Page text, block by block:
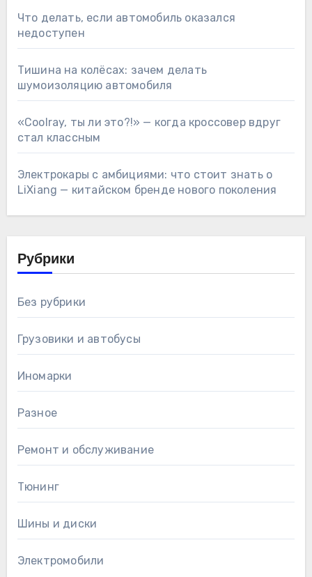
Что делать, если автомобиль оказался
недоступен
Тишина на колёсах: зачем делать
шумоизоляцию автомобиля
«Coolray, ты ли это?!» — когда кроссовер вдруг
стал классным
Электрокары с амбициями: что стоит знать о
LiXiang — китайском бренде нового поколения
Рубрики
Без рубрики
Грузовики и автобусы
Иномарки
Разное
Ремонт и обслуживание
Тюнинг
Шины и диски
Электромобили